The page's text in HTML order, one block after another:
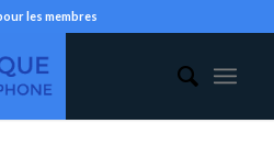
les membres